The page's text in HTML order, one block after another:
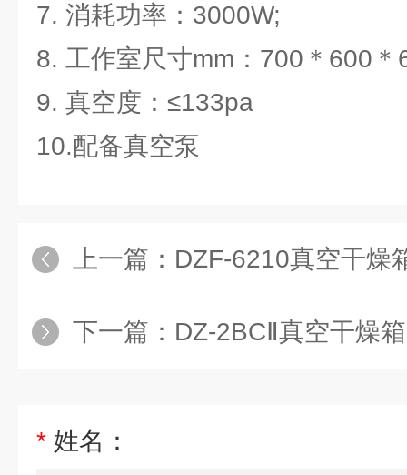
7. 消耗功率：3000W;
8. 工作室尺寸mm：700＊600＊
9. 真空度：≤133pa
10.配备真空泵
上一篇： DZF-6210真空干燥
下一篇： DZ-2BCⅡ真空干燥
* 姓名：